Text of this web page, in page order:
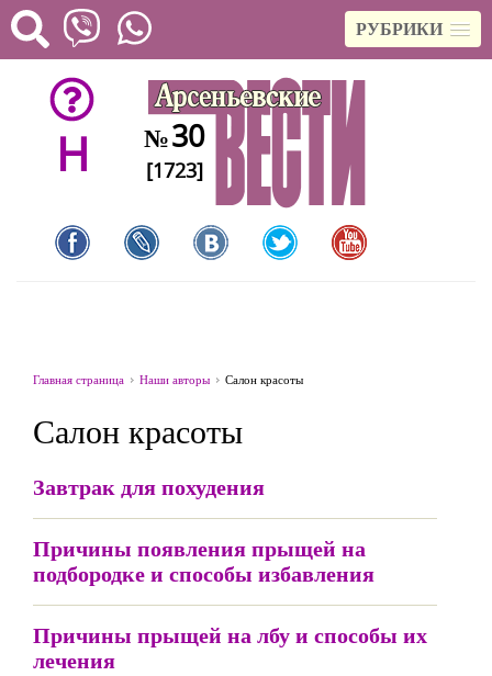
РУБРИКИ
H №30
[1723]
Главная страница Наши авторы Салон красоты
Салон красоты
Завтрак для похудения
Причины появления прыщей на
подбородке и способы избавления
Причины прыщей на лбу и способы их
лечения